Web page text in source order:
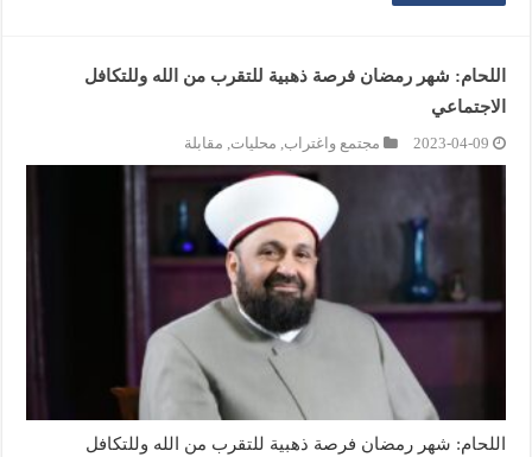
اللحام: شهر رمضان فرصة ذهبية للتقرب من الله وللتكافل
الاجتماعي
2023-04-09 مجتمع واغتراب محليات مقابلة
اللحام: شهر رمضان فرصة ذهبية للتقرب من الله وللتكافل